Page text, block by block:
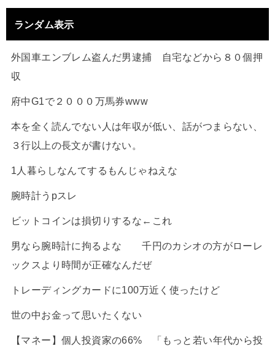
ランダム表示
外国車エンブレム盗んだ男逮捕 自宅などから８０個押
収
府中G1で２０００万馬券www
本を全く読んでない人は年収が低い、話がつまらない、
３行以上の長文が書けない。
1人暮らしなんてするもんじゃねえな
腕時計うpスレ
ビットコインは損切りするな←これ
男なら腕時計に拘るよな 千円のカシオの方がローレ
ックスより時間が正確なんだぜ
トレーディングカードに100万近く使ったけど
世の中お金って思いたくない
【マネー】個人投資家の66% 「もっと若い年代から投